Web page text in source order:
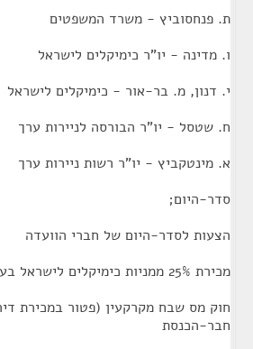
ת. פנחסוביץ - משרד המשפטים
ו. מדינה - יו"ר כימיקלים לישראל
י. דנון, מ. בר-אור - כימיקלים לישראל
ח. שטסל - יו"ר הבורסה לניירות ערך
א. מינטקביץ - יו"ר רשות ניירות ערך
סדר-היום;
הצעות לסדר-היום של חברי הוועדה
מכירת 25% ממניות כימיקלים לישראל בע"מ
חוק מס שבח מקרקעין (פטור במכירת
חבר-הכנסת